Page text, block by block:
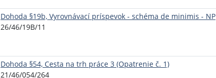
Dohoda §19b, Vyrovnávací príspevok - schéma de minimis - NP
26/46/19B/11
Dohoda §54, Cesta na trh práce 3 (Opatrenie č. 1)
21/46/054/264